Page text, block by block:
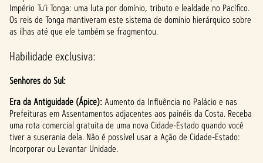
&
P
l
a
y
Ao
clicar
Império Tu’i Tonga: uma luta por domínio, tributo e lealdade no Pacífico.
Os reis de Tonga mantiveram este sistema de domínio hierárquico sobre
as ilhas até que ele também se fragmentou.
Habilidade exclusiva:
Senhores do Sul:
Era da Antiguidade (Ápice):Aumento da Influência no Palácio e nas
Prefeituras em Assentamentos adjacentes aos painéis da Costa. Receba
uma rota comercial gratuita de uma nova Cidade-Estado quando você
tiver a suserania dela. Não é possível usar a Ação de Cidade-Estado:
Incorporar ou Levantar Unidade.